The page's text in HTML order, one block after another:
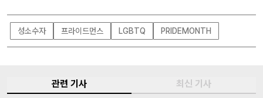
성소수자 프라이드먼스 LGBTQ PRIDEMONTH
관련 기사 최신 기사